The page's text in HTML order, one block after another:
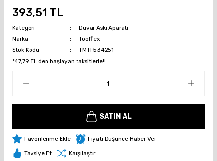
393,51 TL
Kategori
Duvar Askı Aparatı
Marka
Toolflex
Stok Kodu
TMTP534251
*47,79 TL den başlayan taksitlerle!!
SATIN AL
Fiyatı Düşünce Haber Ver
Tavsiye Et Karşılaştır